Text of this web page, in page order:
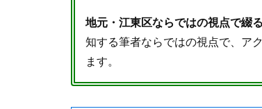
地元・江東区ならではの視点で綴
知する筆者ならではの視点で、ア
ます。